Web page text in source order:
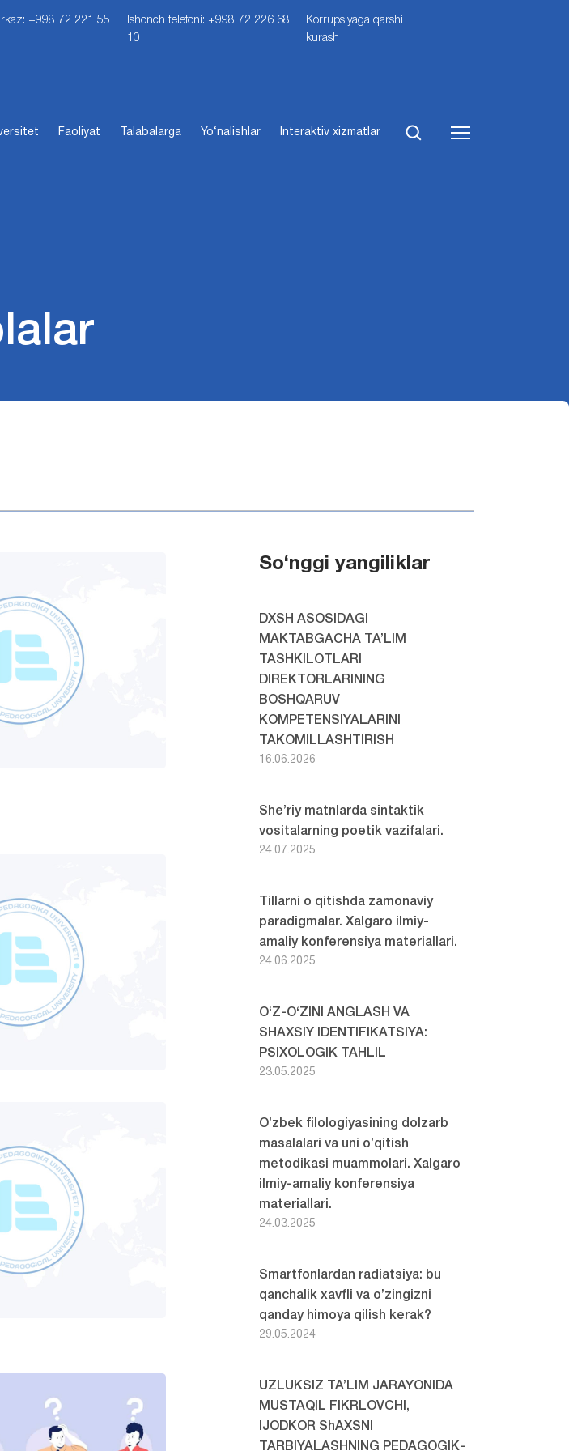
+998 72 221 55
Ishonch telefoni: +998 72 226 68
10
Korrupsiyaga qarshi
kurash
Faoliyat Talabalarga Yo‘nalishlar Interaktiv xizmatlar
So‘nggi yangiliklar
DXSH ASOSIDAGI
MAKTABGACHA TA’LIM
TASHKILOTLARI
DIREKTORLARINING
BOSHQARUV
KOMPETENSIYALARINI
TAKOMILLASHTIRISH
16.06.2026
She’riy matnlarda sintaktik
vositalarning poetik vazifalari.
24.07.2025
Tillarni o qitishda zamonaviy
paradigmalar. Xalgaro ilmiy-
amaliy konferensiya materiallari.
24.06.2025
O‘Z-O‘ZINI ANGLASH VA
SHAXSIY IDENTIFIKATSIYA:
PSIXOLOGIK TAHLIL
23.05.2025
O’zbek filologiyasining dolzarb
masalalari va uni o’qitish
metodikasi muammolari. Xalgaro
ilmiy-amaliy konferensiya
materiallari.
24.03.2025
Smartfonlardan radiatsiya: bu
qanchalik xavfli va o’zingizni
qanday himoya qilish kerak?
29.05.2024
UZLUKSIZ TA’LIM JARAYONIDA
MUSTAQIL FIKRLOVCHI,
IJODKOR ShAXSNI
TARBIYALASHNING PEDAGOGIK-